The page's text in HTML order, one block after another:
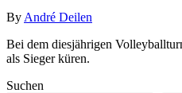
By André Deilen
Bei dem diesjährigen
als Sieger küren.
Suchen